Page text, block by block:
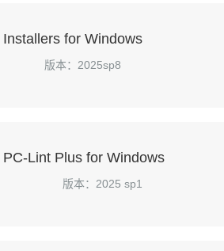
for Windows
版本：2025sp8
Lint Plus for Windows
版本：2025 sp1